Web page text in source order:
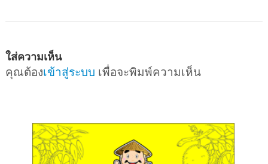
ใส่ความเห็น
คุณต้องเข้าสู่ระบบ เพื่อจะพิมพ์ความเห็น